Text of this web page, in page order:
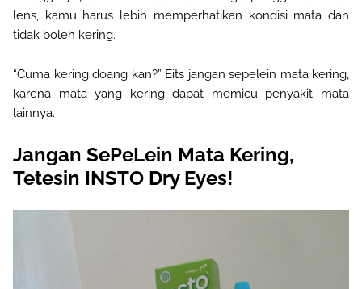
lens, kamu harus lebih memperhatikan kondisi mata dan
tidak boleh kering.
“Cuma kering doang kan?” Eits jangan sepelein mata kering,
karena mata yang kering dapat memicu penyakit mata
lainnya.
Jangan SePeLein Mata Kering,
Tetesin INSTO Dry Eyes!